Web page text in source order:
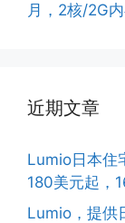
月，2核/2G
近期文章
Lumio日本住
180美元起，
Lumio，提供